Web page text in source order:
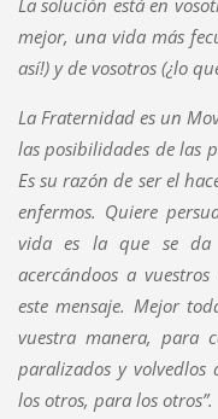
mejor, una vida más
así!) y de vosotros (¿lo
La Fraternidad es un
las posibilidades de las
Es su razón de ser el
enfermos. Quiere
vida es la que se da
acercándoos a
este mensaje. Mejor
vuestra manera, para
paralizados y
los otros, para los otros”.